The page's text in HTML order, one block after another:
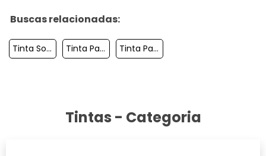
Buscas relacionadas:
Tinta Solvente Para Impressora Industrial Tinta Para Pintar Pneus De Borracha Tinta Para Molde De Pneu
Tintas - Categoria